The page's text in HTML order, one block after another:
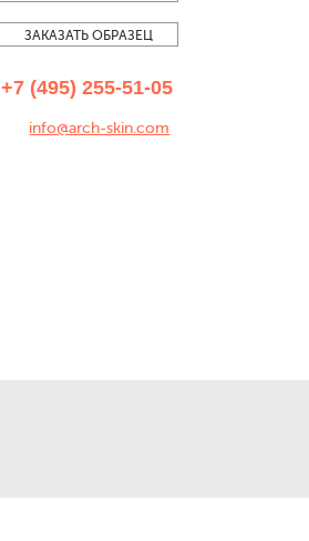
ЗАКАЗАТЬ ОБРАЗЕЦ
+7 (495) 255-51-05
info@arch-skin.com